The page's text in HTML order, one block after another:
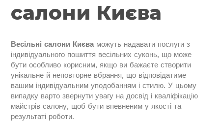
салони Києва
Весільні салони Києваможуть надавати послуги з
індивідуального пошиття весільних суконь, що може
бути особливо корисним, якщо ви бажаєте створити
унікальне й неповторне вбрання, що відповідатиме
вашим індивідуальним уподобанням і стилю. У цьому
випадку варто звернути увагу на досвід і кваліфікацію
майстрів салону, щоб бути впевненим у якості та
результаті роботи.